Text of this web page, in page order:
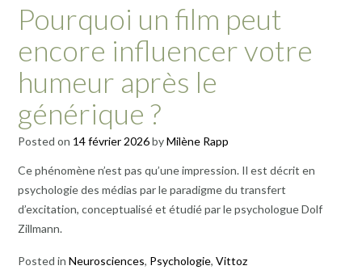
Pourquoi un film peut
encore influencer votre
humeur après le
générique ?
Posted on 14 février 2026byMilène Rapp
Ce phénomène n’est pas qu’une impression. Il est décrit en
psychologie des médias par le paradigme du transfert
d’excitation, conceptualisé et étudié par le psychologue Dolf
Zillmann.
Posted in Neurosciences, Psychologie, Vittoz